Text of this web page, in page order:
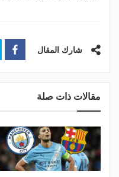
شارك المقال
مقالات ذات صلة